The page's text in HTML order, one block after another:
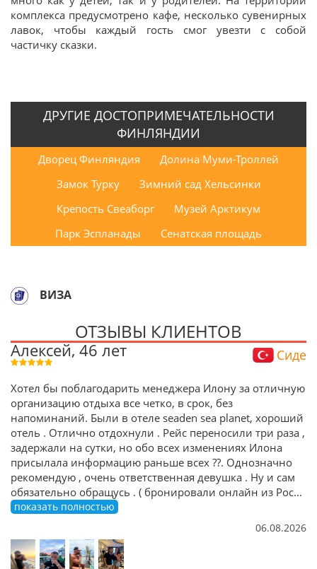
комплекса предусмотрено кафе, несколько сувенирных
лавок, чтобы каждый гость смог увезти с собой
частичку сказки.
ДРУГИЕ ДОСТОПРИМЕЧАТЕЛЬНОСТИ
ФИНЛЯНДИИ
Дворец Финляндия
Долина Муми-Троллей
Замок Турку
Зимний сад Хельсинки
Крепость Свеаборг
Музей Арктикум
Парк Эспланады
Сенатская площадь
ВИЗА
ОТЗЫВЫ КЛИЕНТОВ
Алексей, 46 лет Сиде
Хотел бы поблагодарить менеджера Илону за отличную
организацию отдыха все четко, в срок, без
напоминаний. Были в отеле seaden sea planet, хороший
отель . Отлично отдохнули . Рейс переносили три раза ,
задержали на сутки, но обо всех изменениях Илона
присылала информацию раньше всех ??. Однозначно
рекомендую , очень ответственная девушка . Ну и сам
обязательно обращусь . ( бронировали онлайн из Рос...
показать полностью
06.08.2026